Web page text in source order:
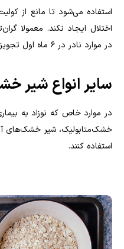
استفاده می‌شود تا مانع از
اختلال ایجاد نکند. معمولا
در موارد نادر در ۶ ماه اول تجویز می‌شوند.
سایر انواع شیر
در موارد خاص که نوزاد به
خشک‌متابولیک، شیر خشک‌های
استفاده کنند.